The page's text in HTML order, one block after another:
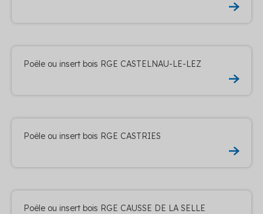
Poêle ou insert bois RGE CASTELNAU-LE-LEZ
Poêle ou insert bois RGE CASTRIES
Poêle ou insert bois RGE CAUSSE DE LA SELLE